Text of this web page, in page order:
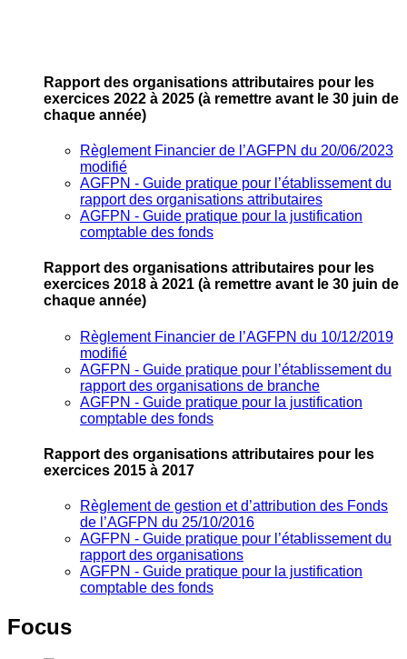
Rapport des organisations attributaires pour les
exercices 2022 à 2025 (à remettre avant le 30 juin de
chaque année)
Règlement Financier de l’AGFPN du 20/06/2023
modifié
AGFPN ‐ Guide pratique pour l’établissement du
rapport des organisations attributaires
AGFPN ‐ Guide pratique pour la justification
comptable des fonds
Rapport des organisations attributaires pour les
exercices 2018 à 2021 (à remettre avant le 30 juin de
chaque année)
Règlement Financier de l’AGFPN du 10/12/2019
modifié
AGFPN ‐ Guide pratique pour l’établissement du
rapport des organisations de branche
AGFPN ‐ Guide pratique pour la justification
comptable des fonds
Rapport des organisations attributaires pour les
exercices 2015 à 2017
Règlement de gestion et d’attribution des Fonds
de l’AGFPN du 25/10/2016
AGFPN ‐ Guide pratique pour l’établissement du
rapport des organisations
AGFPN ‐ Guide pratique pour la justification
comptable des fonds
Focus